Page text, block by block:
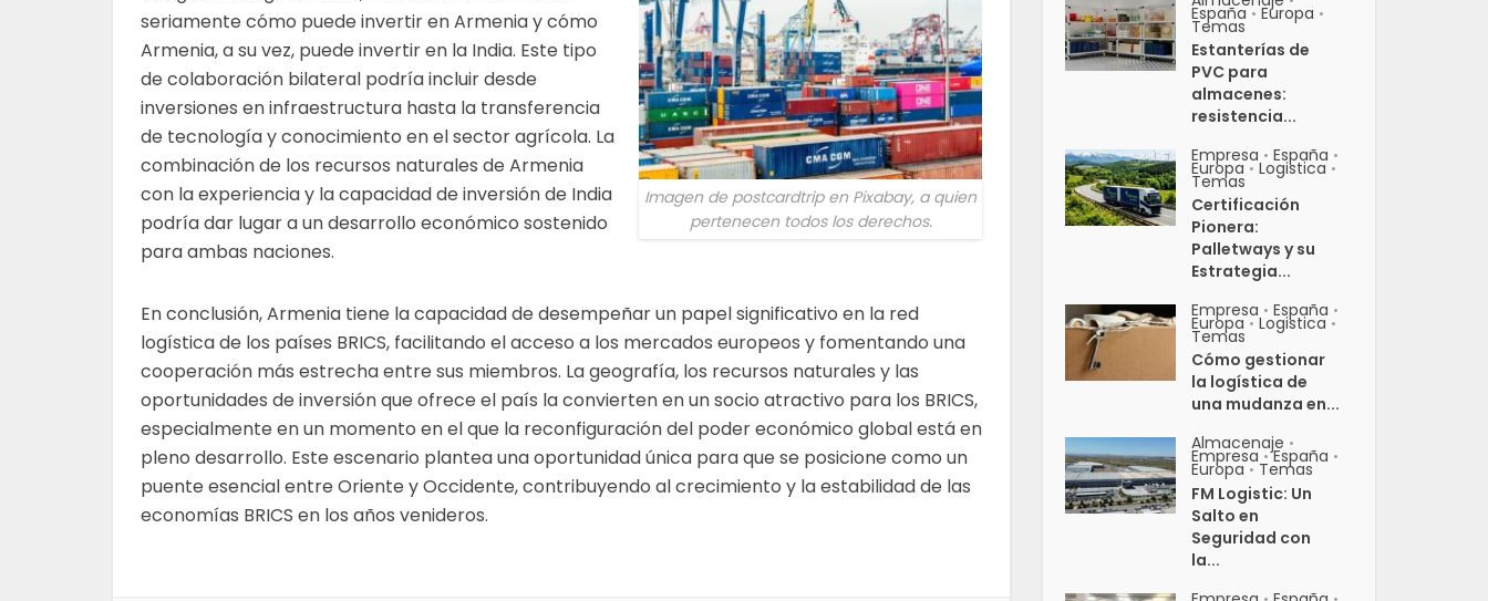
Imagen de postcardtrip en Pixabay, a quien
pertenecen todos los derechos.
seriamente cómo puede invertir en Armenia y cómo
Armenia, a su vez, puede invertir en la India. Este tipo
de colaboración bilateral podría incluir desde
inversiones en infraestructura hasta la transferencia
de tecnología y conocimiento en el sector agrícola. La
combinación de los recursos naturales de Armenia
con la experiencia y la capacidad de inversión de India
podría dar lugar a un desarrollo económico sostenido
para ambas naciones.
En conclusión, Armenia tiene la capacidad de desempeñar un papel significativo en la red
logística de los países BRICS, facilitando el acceso a los mercados europeos y fomentando una
cooperación más estrecha entre sus miembros. La geografía, los recursos naturales y las
oportunidades de inversión que ofrece el país la convierten en un socio atractivo para los BRICS,
especialmente en un momento en el que la reconfiguración del poder económico global está en
pleno desarrollo. Este escenario plantea una oportunidad única para que se posicione como un
puente esencial entre Oriente y Occidente, contribuyendo al crecimiento y la estabilidad de las
economías BRICS en los años venideros.
España • Europa •
Temas
Estanterías de
PVC para
almacenes:
resistencia...
Empresa • España •
Europa • Logistica •
Temas
Certificación
Pionera:
Palletways y su
Estrategia...
Empresa • España •
Europa • Logistica •
Temas
Cómo gestionar
la logística de
una mudanza en...
Almacenaje •
Empresa • España •
Europa • Temas
FM Logistic: Un
Salto en
Seguridad con
la...